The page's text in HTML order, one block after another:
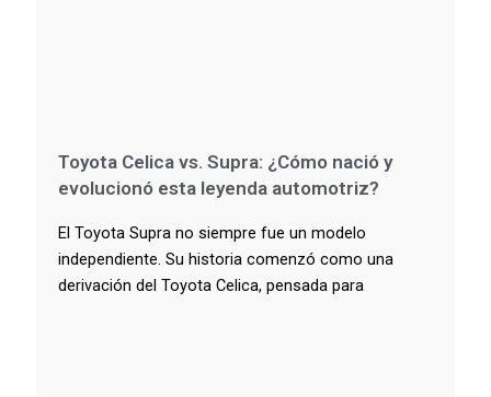
Toyota Celica vs. Supra: ¿Cómo nació y
evolucionó esta leyenda automotriz?
El Toyota Supra no siempre fue un modelo
independiente. Su historia comenzó como una
derivación del Toyota Celica, pensada para